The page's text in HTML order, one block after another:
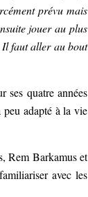
prévu mais
jouer au plus
Il faut aller au bout
ses quatre années
adapté à la vie
Rem Barkamus et
avec les